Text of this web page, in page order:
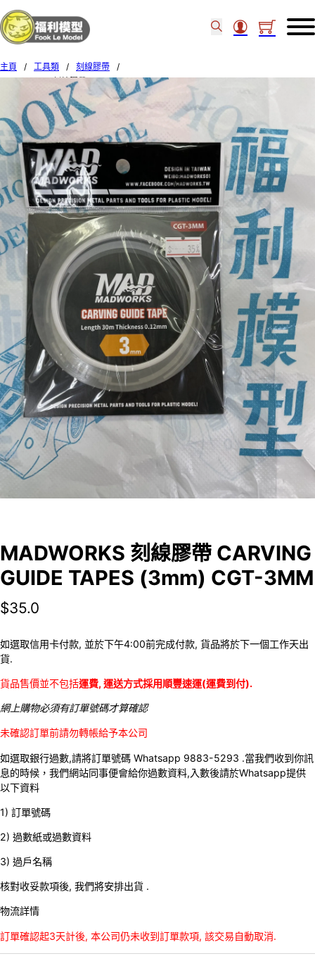
主頁 / 工具類 / 刻線膠帶
/
MADWORKS 刻線膠帶 CARVING GUIDE TAPES (3mm) CGT-3MM
MADWORKS 刻線膠帶 CARVING
GUIDE TAPES (3mm) CGT-3MM
$35.0
如選取信用卡付款, 並於下午4:00前完成付款, 貨品將於下一個工作天出
貨.
貨品售價並不包括運費, 運送方式採用順豐速運(運費到付).
網上購物必須有訂單號碼才算確認
未確認訂單前請勿轉帳給予本公司
如選取銀行過數,請將訂單號碼 Whatsapp 9883-5293 .當我們收到你訊
息的時候，我們網站同事便會給你過數資料,入數後請於Whatsapp提供
以下資料
1) 訂單號碼
2) 過數紙或過數資料
3) 過戶名稱
核對收妥款項後, 我們將安排出貨 .
物流詳情
訂單確認起3天計後, 本公司仍未收到訂單款項, 該交易自動取消.